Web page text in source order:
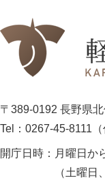
〒389-0192 長野県
Tel：0267-45-8111（
開庁日時： 月曜日か
（土曜日